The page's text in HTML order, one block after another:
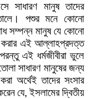
সাধারণ মানুষ তাদের
পশুর মনে কোনো
সম্পন্ন মানুষ যে কোনো
করার এই আল্লাহপ্রদত্ত
এই ধর্মজীবীরা ভুলে
সাধারণ মানুষের জন্য
অর্থেই তাদের সংসার
যে, ইসলামের দ্বিতীয়